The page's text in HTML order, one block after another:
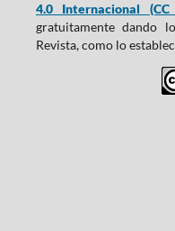
4.0 Internacional
gratuitamente dando
Revista, como lo